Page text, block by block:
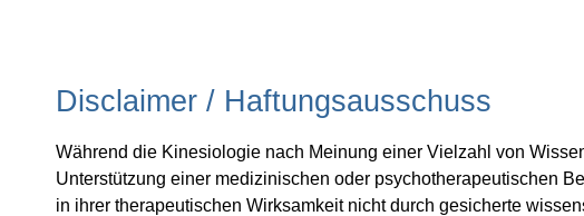
Disclaimer / Haftungsausschuss
Während die Kinesiologie nach Meinung einer Vielzahl von
Unterstützung einer medizinischen oder psychotherapeutischen
in ihrer therapeutischen Wirksamkeit nicht durch gesicherte